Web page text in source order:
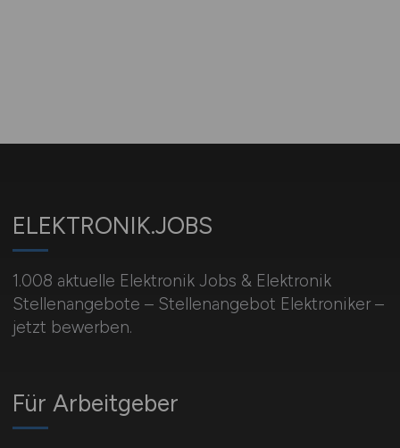
ELEKTRONIK.JOBS
1.008 aktuelle Elektronik Jobs & Elektronik
Stellenangebote – Stellenangebot Elektroniker –
jetzt bewerben.
Für Arbeitgeber